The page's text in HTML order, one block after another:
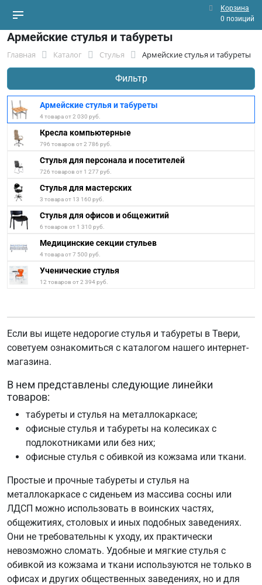
Корзина
0 позиций
Армейские стулья и табуреты
Главная Каталог Стулья Армейские стулья и табуреты
Фильтр
Армейские стулья и табуреты
4 товара от 2 030 руб.
Кресла компьютерные
796 товаров от 2 786 руб.
Стулья для персонала и посетителей
726 товаров от 1 277 руб.
Стулья для мастерских
3 товара от 13 160 руб.
Стулья для офисов и общежитий
6 товаров от 1 310 руб.
Медицинские секции стульев
4 товара от 7 500 руб.
Ученические стулья
12 товаров от 2 394 руб.
Если вы ищете недорогие стулья и табуреты в Твери,
советуем ознакомиться с каталогом нашего интернет-
магазина.
В нем представлены следующие линейки
товаров:
табуреты и стулья на металлокаркасе;
офисные стулья и табуреты на колесиках c
подлокотниками или без них;
офисные стулья с обивкой из кожзама или ткани.
Простые и прочные табуреты и стулья на
металлокаркасе с сиденьем из массива сосны или
ЛДСП можно использовать в воинских частях,
общежитиях, столовых и иных подобных заведениях.
Они не требовательны к уходу, их практически
невозможно сломать. Удобные и мягкие стулья с
обивкой из кожзама и ткани используются не только в
офисах и других общественных заведениях, но и для